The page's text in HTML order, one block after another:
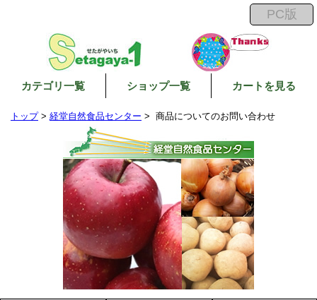
カテゴリ一覧 ショップ一覧 カートを見る
トップ> 経堂自然食品センター > 商品についてのお問い合わせ